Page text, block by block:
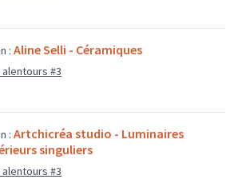
: Aline Selli - Céramiques
#3
: Artchicréa studio - Luminaires
singuliers
#3